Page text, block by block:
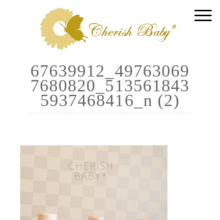
67639912_49763069
7680820_513561843
5937468416_n (2)